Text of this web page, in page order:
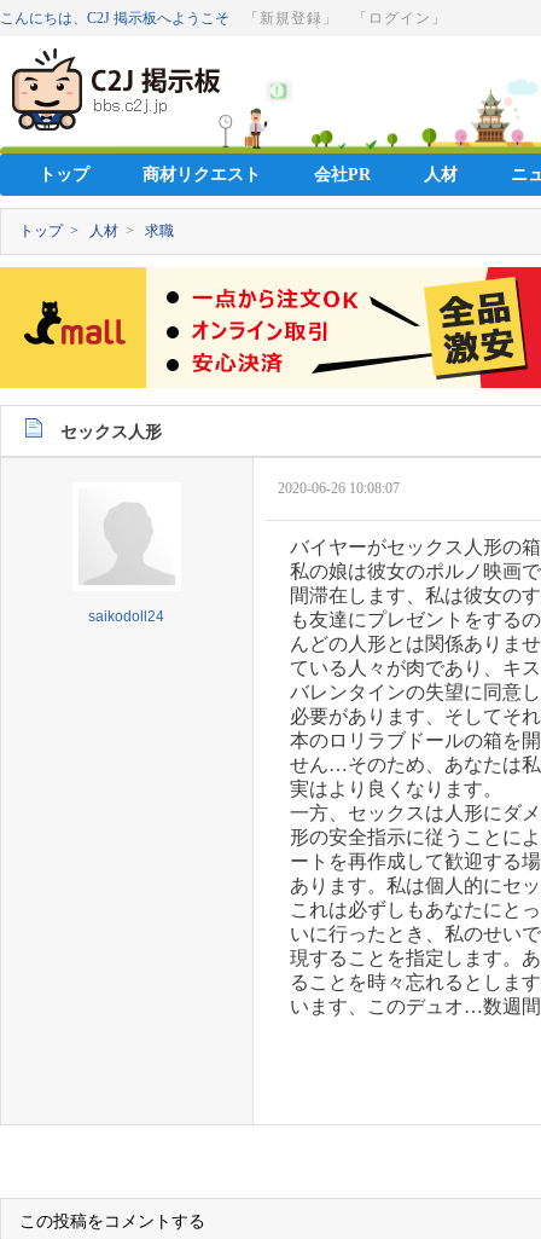
こんにちは、C2J 掲示板へようこそ 「新規登録」 「ログイン」
トップ 商材リクエスト 会社PR 人材 ニ
トップ > 人材 > 求職
セックス人形
saikodoll24
2020-06-26 10:08:07
バイヤーがセックス人形の
私の娘は彼女のポルノ映画
間滞在します、私は彼女の
も友達にプレゼントをする
んどの人形とは関係ありま
ている人々が肉であり、キ
バレンタインの失望に同意
必要があります、そしてそ
本のロリラブドールの箱を
せん…そのため、あなたは
実はより良くなります。
一方、セックスは人形にダ
形の安全指示に従うことに
ートを再作成して歓迎する
あります。私は個人的にセ
これは必ずしもあなたにと
いに行ったとき、私のせい
現することを指定します。
ることを時々忘れるとしま
います、このデュオ…数週
この投稿をコメントする